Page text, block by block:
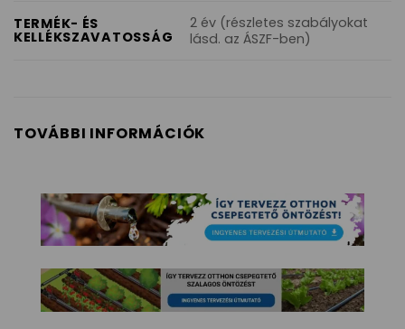
TERMÉK- ÉS
KELLÉKSZAVATOSSÁG
2 év (részletes szabályokat
lásd. az ÁSZF-ben)
TOVÁBBI INFORMÁCIÓK